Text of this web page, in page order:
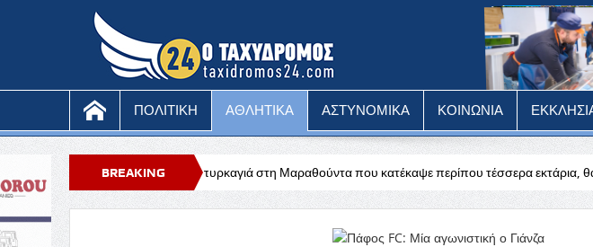
ΠΟΛΙΤΙΚΗ ΑΘΛΗΤΙΚΑ ΑΣΤΥΝΟΜΙΚΑ ΚΟΙΝΩΝΙΑ
BREAKING
NEWS
Υπό έλεγχο η πυρκαγιά στη Μαραθούντα που κατέκαψε περίπου τέσσερα εκτάρια, θα διερευνηθούν τα